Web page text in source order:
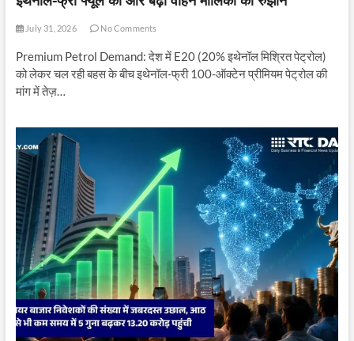
July 31, 2026 No Comments
Premium Petrol Demand: देश में E20 (20% इथेनॉल मिश्रित पेट्रोल)
को लेकर चल रही बहस के बीच इथेनॉल-फ्री 100-ऑक्टेन प्रीमियम पेट्रोल की
मांग में तेज़…